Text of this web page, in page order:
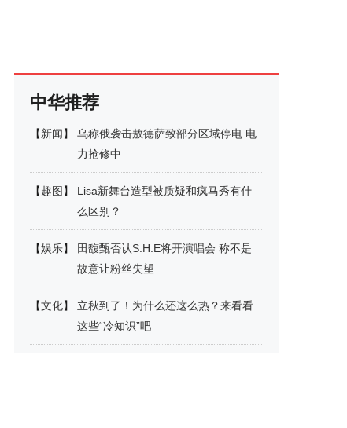
中华推荐
【新闻】
乌称俄袭击敖德萨致部分区域停电 电
力抢修中
【趣图 】
Lisa新舞台造型被质疑和疯马秀有什
么区别？
【娱乐】
田馥甄否认S.H.E将开演唱会 称不是
故意让粉丝失望
【文化】
立秋到了！为什么还这么热？来看看
这些“冷知识”吧